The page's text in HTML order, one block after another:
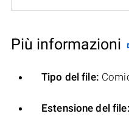
Più informazioni
Tipo del file:
Estensione del file: